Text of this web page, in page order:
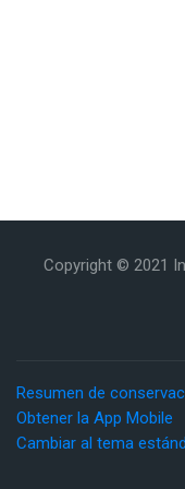
Copyright © 2021
Resumen de
Obtener la App Mobile
Cambiar al tema